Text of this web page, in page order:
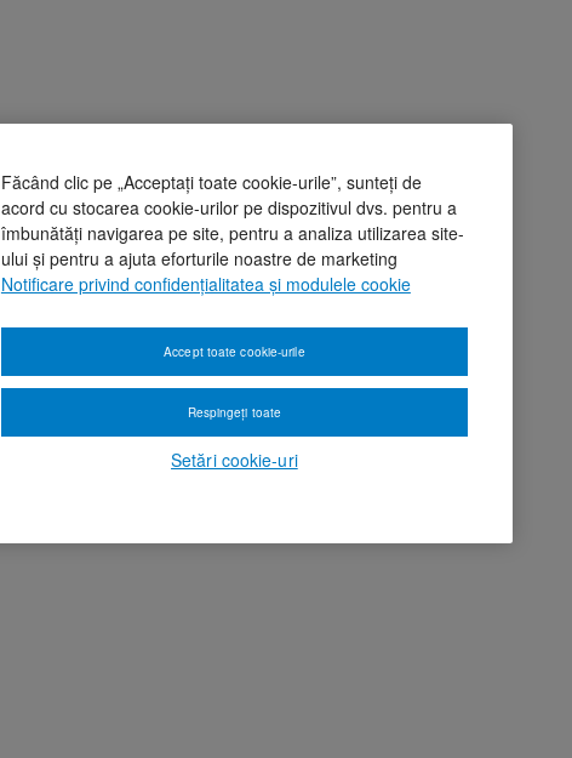
Făcând clic pe „Acceptați toate cookie-urile”, sunteți de
acord cu stocarea cookie-urilor pe dispozitivul dvs. pentru a
îmbunătăți navigarea pe site, pentru a analiza utilizarea site-
ului și pentru a ajuta eforturile noastre de marketing
Notificare privind confidențialitatea și modulele cookie
Setări cookie-uri
Respingeți toate
Accept toate cookie-urile